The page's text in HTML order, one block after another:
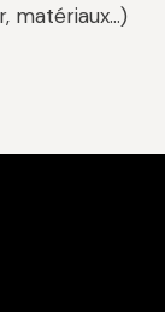
matériaux...)